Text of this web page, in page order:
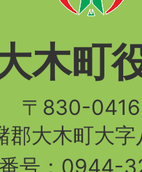
木町
〒830-
郡大木町大
号： 0944-